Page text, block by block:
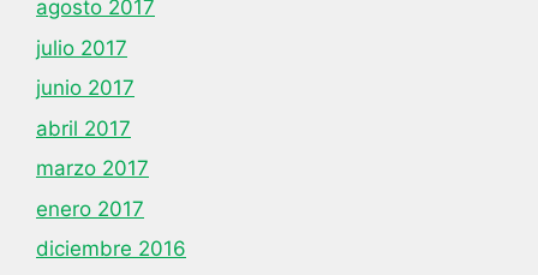
agosto 2017
julio 2017
junio 2017
abril 2017
marzo 2017
enero 2017
diciembre 2016